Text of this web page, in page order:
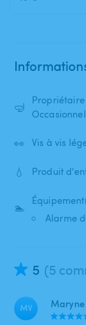
🤿
👀 Vis à vis
💧 Produit
🏊
Alarme
5 (5
MV Maryne